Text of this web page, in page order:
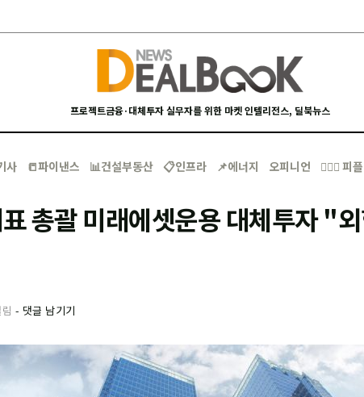
프로젝트금융·대체투자 실무자를 위한 마켓 인텔리전스, 딜북뉴스
사 📒파이낸스 📊건설부동산 📋인프라 📌에너지 오피니언 🙋🏻‍♂️ 피
총괄 미래에셋운용 대체투자 "
- 댓글 남기기